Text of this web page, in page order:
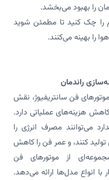
را بهبود می‌بخشد.
را چک کنید تا مطمئن شوید
را بهینه می‌کنند.
راندمان
فن سانتریفیوژ، نقش
هزینه‌های عملیاتی دارد.
می‌توانند مصرف انرژی را
کنند، و عمر فن را کاهش
از موتورهای فن
با انواع مدل‌ها ارائه می‌دهد.